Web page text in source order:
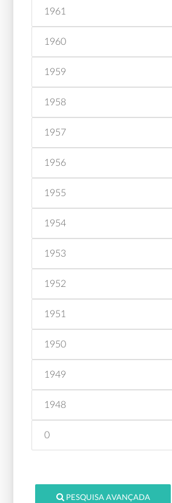
1961
1960
1959
1958
1957
1956
1955
1954
1953
1952
1951
1950
1949
1948
0
PESQUISA AVANÇADA